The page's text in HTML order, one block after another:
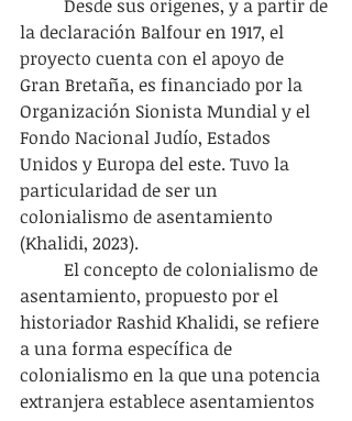
la declaración Balfour en 1917, el
proyecto cuenta con el apoyo de
Gran Bretaña, es financiado por la
Organización Sionista Mundial y el
Fondo Nacional Judío, Estados
Unidos y Europa del este. Tuvo la
particularidad de ser un
colonialismo de asentamiento
(Khalidi, 2023).
asentamiento, propuesto por el
historiador Rashid Khalidi, se refiere
a una forma específica de
colonialismo en la que una potencia
extranjera establece asentamientos